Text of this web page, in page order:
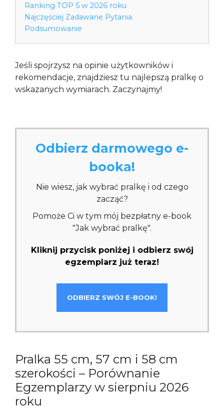
Ranking TOP 5 w 2026 roku
Najczęściej Zadawane Pytania
Podsumowanie
Jeśli spojrzysz na opinie użytkowników i
rekomendacje, znajdziesz tu najlepszą pralkę o
wskazanych wymiarach. Zaczynajmy!
Odbierz darmowego e-
booka!
Nie wiesz, jak wybrać pralkę i od czego
zacząć?
Pomoże Ci w tym mój bezpłatny e-book
"Jak wybrać pralkę".
Kliknij przycisk poniżej i odbierz swój
egzemplarz już teraz!
ODBIERZ SWÓJ E-BOOK!
Pralka 55 cm, 57 cm i 58 cm
szerokości – Porównanie
Egzemplarzy w sierpniu 2026
roku